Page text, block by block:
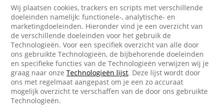
Wij plaatsen cookies, trackers en scripts met verschillende
doeleinden namelijk: functionele-, analytische- en
marketingdoeleinden. Hieronder vind je een overzicht van
de verschillende doeleinden voor het gebruik de
Technologieën. Voor een specifiek overzicht van alle door
ons gebruikte Technologieën, de bijbehorende doeleinden
en specifieke functies van de Technologieën verwijzen wij je
graag naar onzeTechnologieën lijst. Deze lijst wordt door
ons met regelmaat aangepast om je een zo accuraat
mogelijk overzicht te verschaffen van de door ons gebruikte
Technologieën.